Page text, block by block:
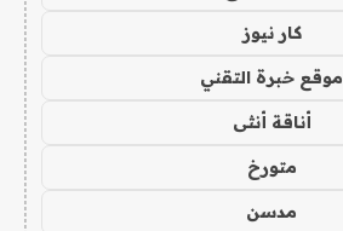
كار نيوز
موقع خبرة التقني
أناقة أنثى
متورخ
مدسن